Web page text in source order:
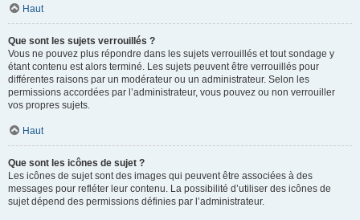
Haut
Que sont les sujets verrouillés ?
Vous ne pouvez plus répondre dans les sujets verrouillés et tout sondage y
étant contenu est alors terminé. Les sujets peuvent être verrouillés pour
différentes raisons par un modérateur ou un administrateur. Selon les
permissions accordées par l’administrateur, vous pouvez ou non verrouiller
vos propres sujets.
Haut
Que sont les icônes de sujet ?
Les icônes de sujet sont des images qui peuvent être associées à des
messages pour refléter leur contenu. La possibilité d’utiliser des icônes de
sujet dépend des permissions définies par l’administrateur.